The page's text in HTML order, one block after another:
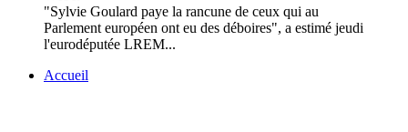
"Sylvie Goulard paye la rancune de ceux qui au
Parlement européen ont eu des déboires", a estimé jeudi
l'eurodéputée LREM...
Accueil